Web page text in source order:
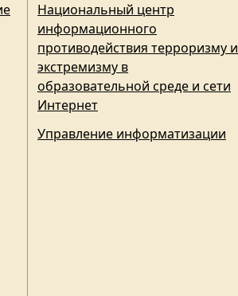
Национальный центр
информационного
противодействия терроризму и
экстремизму в
образовательной среде и сети
Интернет
Управление информатизации